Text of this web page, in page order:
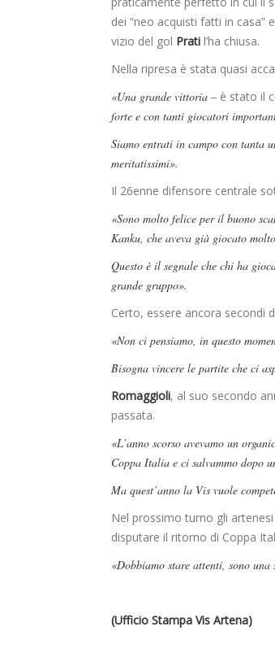
dei “neo acquisti fatti in
vizio del gol Prati l’ha chiusa.
Nella ripresa è stata quasi
«Una grande vittoria – è stato il
forte e con tanti giocatori
Siamo entrati in campo con tanta
meritatissimi».
Il 26enne difensore centrale
«Sono molto felice per il buono
Kanku, che aveva già giocato
Questo è il segnale che chi ha
grande gruppo».
Certo, essere ancora secondi
«Non ci pensiamo, in questo
Bisogna vincere le partite che ci
Romaggioli, al suo secondo
passata.
«L’anno scorso avevamo un
Coppa Italia e ci salvammo dopo
Ma quest’anno la Vis vuole
Nel prossimo turno gli
disputare il ritorno di Coppa
«Dobbiamo stare attenti, sono
(Ufficio Stampa Vis Artena)